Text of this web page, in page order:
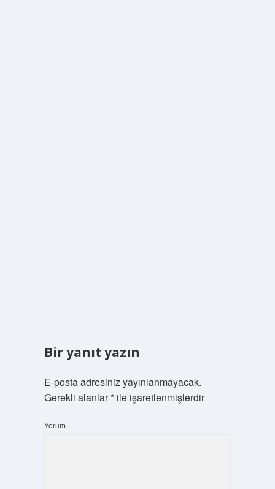
Bir yanıt yazın
E-posta adresiniz yayınlanmayacak.
Gerekli alanlar*ile işaretlenmişlerdir
Yorum